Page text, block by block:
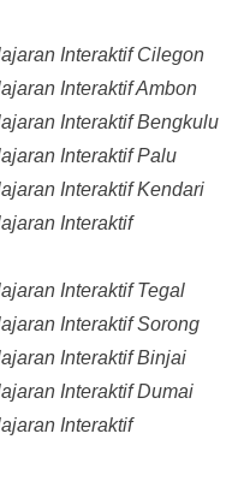
Interaktif Cilegon
Interaktif Ambon
Interaktif Bengkulu
Interaktif Palu
Interaktif Kendari
Interaktif
Interaktif Tegal
Interaktif Sorong
Interaktif Binjai
Interaktif Dumai
Interaktif